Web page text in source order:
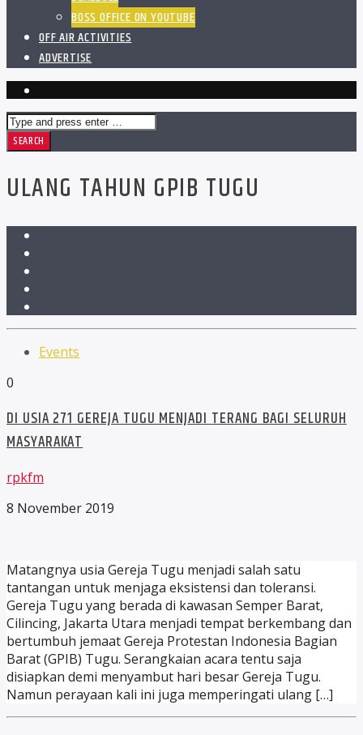
BOSS OFFICE ON YOUTUBE
OFF AIR ACTIVITIES
ADVERTISE
ULANG TAHUN GPIB TUGU
Events
0
DI USIA 271 GEREJA TUGU MENJADI TERANG BAGI SELURUH
MASYARAKAT
rpkfm
8 November 2019
Matangnya usia Gereja Tugu menjadi salah satu
tantangan untuk menjaga eksistensi dan toleransi.
Gereja Tugu yang berada di kawasan Semper Barat,
Cilincing, Jakarta Utara menjadi tempat berkembang dan
bertumbuh jemaat Gereja Protestan Indonesia Bagian
Barat (GPIB) Tugu. Serangkaian acara tentu saja
disiapkan demi menyambut hari besar Gereja Tugu.
Namun perayaan kali ini juga memperingati ulang […]